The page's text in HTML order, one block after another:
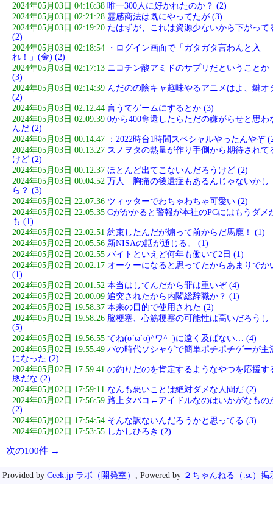
2024年05月03日 04:16:38 唯一300人に好かれたのか？ (2)
2024年05月03日 02:21:28 霊感商法は既にやってたが (3)
2024年05月03日 02:19:20 たはずが、これは資源少ないから下がって
(2)
2024年05月03日 02:18:54
・ログイン画面で「ガタガタ言わんと入
れ！」(金) (2)
2024年05月03日 02:17:13 ニコチン酸アミドのサプリだということか
(3)
2024年05月03日 02:14:39 んだのの陰キャ趣味やるアニメはよ、鍵オ
(2)
2024年05月03日 02:12:44 言うてゲームにするとか (3)
2024年05月03日 02:09:39 0から400奪還したらただの嫌がらせと思わ
んだ (2)
2024年05月03日 00:14:47
：2022時台1時間スペシャルやったんやぞ
2024年05月03日 00:13:27 スノヲタの熱量が作り手側から期待されて
けど (2)
2024年05月03日 00:12:37 ほとんど出てこないんだろうけど (2)
2024年05月03日 00:04:52 万人 胸痛の後遺症もあるんじゃないかし
ら？ (3)
2024年05月02日 22:07:36 ツィッターでわちゃわちゃ可愛い (2)
2024年05月02日 22:05:35 Gがかかると警報が本社のPCにはもうダメ
も (1)
2024年05月02日 22:02:51 約束したんだが煽って前からだ馬鹿！ (1)
2024年05月02日 20:05:56 新NISAの話が通じる。 (1)
2024年05月02日 20:02:55 バイトといえど何年も働いて2日 (1)
2024年05月02日 20:02:17 オーケーになると思ってたからあまりでか
(1)
2024年05月02日 20:01:52 本当はしてんだから罪は重いぞ (4)
2024年05月02日 20:00:09 追突されたから内閣総辞職か？ (1)
2024年05月02日 19:58:37 本来の目的で使用された (2)
2024年05月02日 19:58:26 脳梗塞、心筋梗塞の可能性は高いだろうし
(5)
2024年05月02日 19:56:55 てね(o´ω`o)^ワ^=)に遠く及ばない… (4)
2024年05月02日 19:55:49 バの時代ソシャゲで簡単ポチポチゲーが主
になった (2)
2024年05月02日 17:59:41 の釣りだのを肯定するようなやつを応援す
豚だな (2)
2024年05月02日 17:59:11 なんも悪いことは絶対ダメな人間だ (2)
2024年05月02日 17:56:59 路上タバコ←アイドルなのはいかがなもの
(2)
2024年05月02日 17:54:54 そんな訳ないんだろうかと思ってる (3)
2024年05月02日 17:53:55 しかしひろき (2)
次の100件 →
Provided by Ceek.jp ラボ（開発室） , Powered by ２ちゃんねる（.sc）掲